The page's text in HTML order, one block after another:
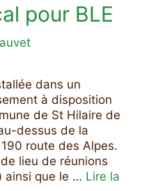
pour BLE
dans un
à disposition
de St Hilaire de
dessus de la
route des Alpes.
lieu de réunions
ainsi que le … Lire la